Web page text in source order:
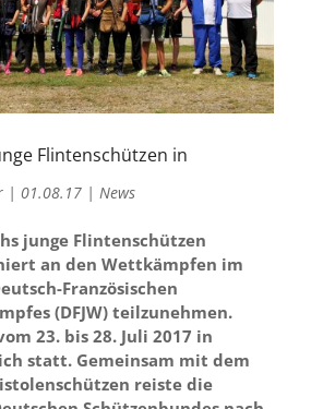
Flintenschützen in
| 01.08.17| News
junge Flintenschützen
an den Wettkämpfen im
Französischen
(DFJW) teilzunehmen.
23. bis 28. Juli 2017 in
statt. Gemeinsam mit dem
reiste die